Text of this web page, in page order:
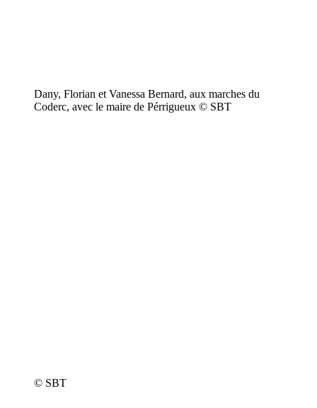
Dany, Florian et Vanessa Bernard, aux marches du
Coderc, avec le maire de Pérrigueux © SBT
© SBT